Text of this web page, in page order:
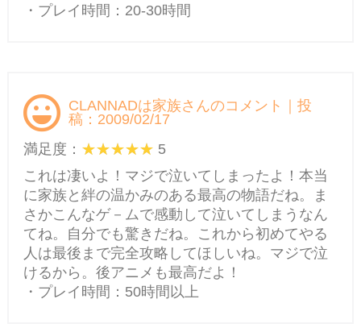
・プレイ時間：20-30時間
CLANNADは家族さんのコメント｜投
稿：2009/02/17
満足度：
5
これは凄いよ！マジで泣いてしまったよ！本当
に家族と絆の温かみのある最高の物語だね。ま
さかこんなゲ－ムで感動して泣いてしまうなん
てね。自分でも驚きだね。これから初めてやる
人は最後まで完全攻略してほしいね。マジで泣
けるから。後アニメも最高だよ！
・プレイ時間：50時間以上